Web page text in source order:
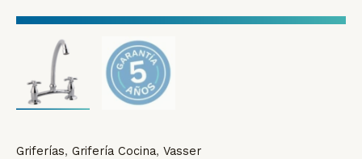
Griferías, Grifería Cocina, Vasser